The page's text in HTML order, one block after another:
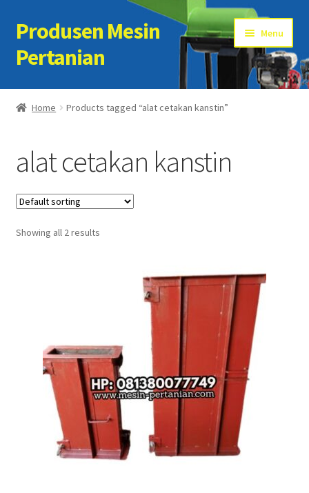
Skip
to
navigation
Skip
to
content
Produsen Mesin
Pertanian
Menu
Home
Cart
Checkout
Kontak Kami
Home Products tagged “alat cetakan kanstin”
alat cetakan kanstin
Showing all 2 results